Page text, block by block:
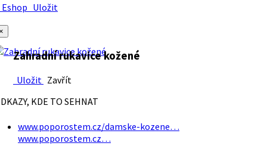
Uložit
Zahradní rukavice kožené
Uložit Zavřít
KDE TO SEHNAT
www.poporostem.cz/damske-kozene…
www.poporostem.cz…